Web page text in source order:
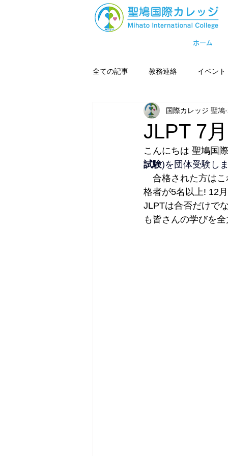
ホーム
全ての記事 教務連絡 イベント
JLPT 7
国際カレッジ 聖鳩
こんにちは 聖鳩国
試験)を団体受験し
合格された方はこ
格者が5名以上! 12
JLPTは合否だけで
も皆さんの学びを